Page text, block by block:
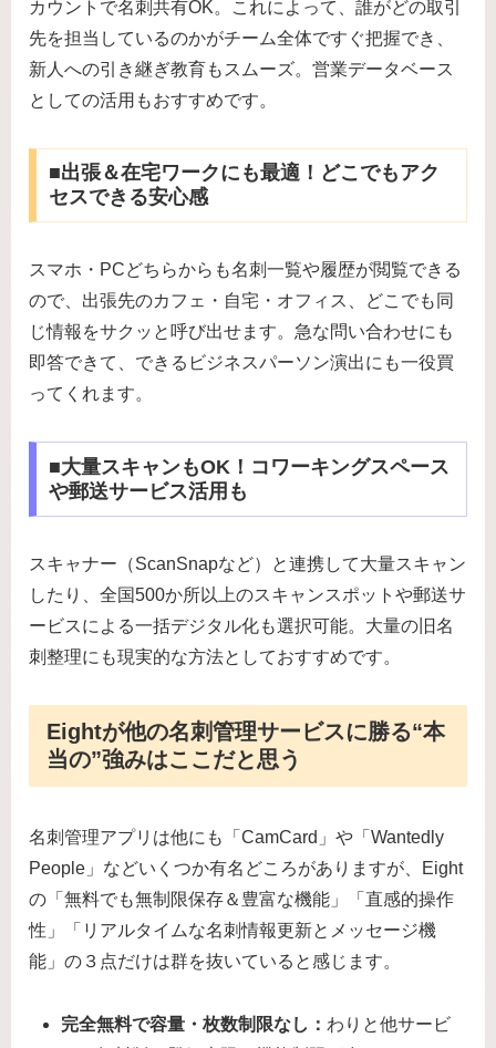
カウントで名刺共有OK。これによって、誰がどの取引
先を担当しているのかがチーム全体ですぐ把握でき、
新人への引き継ぎ教育もスムーズ。営業データベース
としての活用もおすすめです。
■出張＆在宅ワークにも最適！どこでもアク
セスできる安心感
スマホ・PCどちらからも名刺一覧や履歴が閲覧できる
ので、出張先のカフェ・自宅・オフィス、どこでも同
じ情報をサクッと呼び出せます。急な問い合わせにも
即答できて、できるビジネスパーソン演出にも一役買
ってくれます。
■大量スキャンもOK！コワーキングスペース
や郵送サービス活用も
スキャナー（ScanSnapなど）と連携して大量スキャン
したり、全国500か所以上のスキャンスポットや郵送サ
ービスによる一括デジタル化も選択可能。大量の旧名
刺整理にも現実的な方法としておすすめです。
Eightが他の名刺管理サービスに勝る“本
当の”強みはここだと思う
名刺管理アプリは他にも「CamCard」や「Wantedly
People」などいくつか有名どころがありますが、Eight
の「無料でも無制限保存＆豊富な機能」「直感的操作
性」「リアルタイムな名刺情報更新とメッセージ機
能」の３点だけは群を抜いていると感じます。
完全無料で容量・枚数制限なし： わりと他サービ